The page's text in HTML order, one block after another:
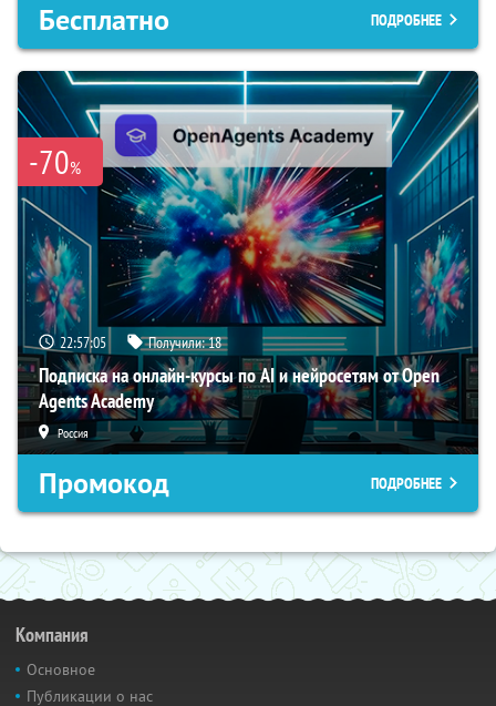
Бесплатно ПОДРОБНЕЕ
-70%
22:57:04 Получили:18
Подписка на онлайн-курсы по AI и нейросетям от Open
Agents Academy
Россия
Промокод ПОДРОБНЕЕ
Компания
Основное
Публикации о нас